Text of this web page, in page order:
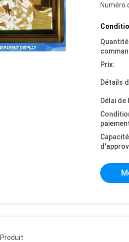
Numéro
Prix:
Détails
Délai de
Capacité